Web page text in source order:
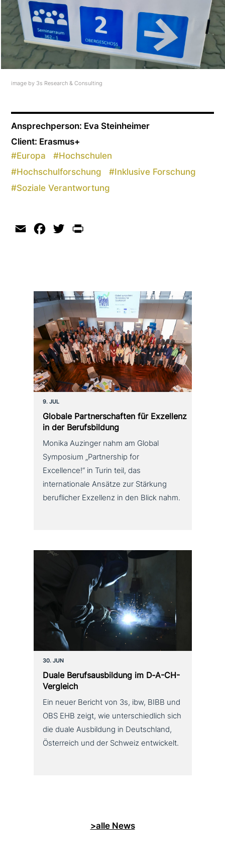
image by 3s Research & Consulting
Ansprechperson: Eva Steinheimer
Client: Erasmus+
#Europa #Hochschulen
#Hochschulforschung #Inklusive Forschung
#Soziale Verantwortung
Email Facebook
Twitter
9. JUL
Globale Partnerschaften für Exzellenz
in der Berufsbildung
Monika Auzinger nahm am Global
Symposium „Partnership for
Excellence!“ in Turin teil, das
internationale Ansätze zur Stärkung
beruflicher Exzellenz in den Blick nahm.
30. JUN
Duale Berufsausbildung im D‑A-CH-
Vergleich
Ein neuer Bericht von 3s, ibw, BIBB und
OBS EHB zeigt, wie unterschiedlich sich
die duale Ausbildung in Deutschland,
Österreich und der Schweiz entwickelt.
>alle News